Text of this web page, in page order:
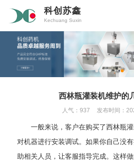
科创苏鑫
Kechuang Suxin
西林瓶灌装机维护的
人气：937 发布时间：
一般来说，客户在购买了西林瓶
对机器进行安装调试。如果你自己没
助相关人员，让客服指导完成。这样